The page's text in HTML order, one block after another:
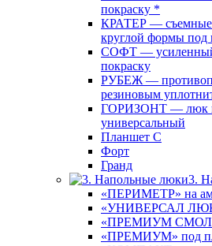
покраску *
КРАТЕР — съемные
круглой формы под
СОФТ —
покраску
РУБЕЖ —
резиновым
ГОРИЗОНТ — люк
универсальный
Планшет С
Форт
Гранд
3.
«ПЕРИМЕТР» на
«УНИВЕРСАЛ
«ПРЕМИУМ СМОЛ»
«ПРЕМИУМ» под